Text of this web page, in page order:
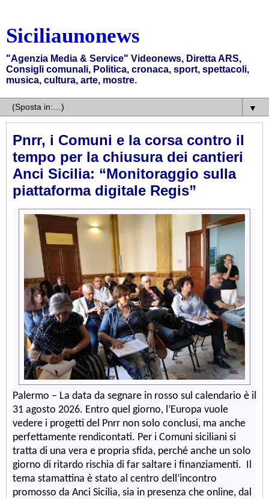
Siciliaunonews
"Agenzia Media & Service" Videonews, Diretta ARS,
Consigli comunali, Politica, cronaca, sport, spettacoli,
musica, cultura, arte, mostre.
▼
Pnrr, i Comuni e la corsa contro il
tempo per la chiusura dei cantieri
Anci Sicilia: “Monitoraggio sulla
piattaforma digitale Regis”
Palermo – La data da segnare in rosso sul calendario è il
31 agosto 2026. Entro quel giorno, l’Europa vuole
vedere i progetti del Pnrr non solo conclusi, ma anche
perfettamente rendicontati. Per i Comuni siciliani si
tratta di una vera e propria sfida, perché anche un solo
giorno di ritardo rischia di far saltare i finanziamenti. Il
tema stamattina è stato al centro dell’incontro
promosso da Anci Sicilia, sia in presenza che online, dal